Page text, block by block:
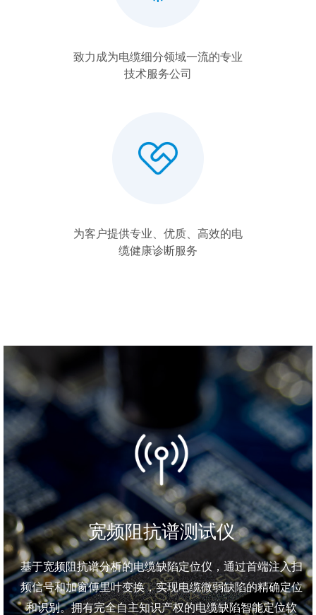
为客户提供专业、优质、高效的电
缆健康诊断服务
致力成为电缆细分领域一流的专业
技术服务公司
宽频阻抗谱测试仪
基于宽频阻抗谱分析的电缆缺陷定位仪，通过首端注入扫
频信号和加窗傅里叶变换，实现电缆微弱缺陷的精确定位
和识别。拥有完全自主知识产权的电缆缺陷智能定位软